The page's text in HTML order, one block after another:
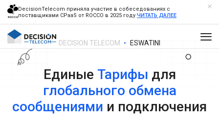
DecisionTelecom приняла участие в собеседованиях с
поставщиками CPaaS от ROCCO в 2025 году ЧИТАТЬ ДАЛЕЕ
DECISION TELECOM ESWATINI
Единые Тарифы для
глобального обмена
сообщениями и подключения